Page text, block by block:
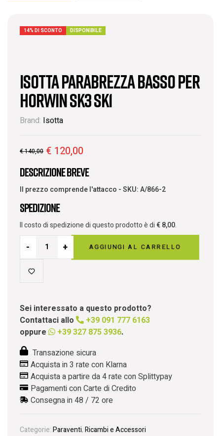
14% DI SCONTO DISPONIBILE
Isotta Parabrezza basso per
HORWIN SK3 SK1
Brand: Isotta
€140,00 € 120,00
Descrizione breve
Il prezzo comprende l'attacco - SKU: A/866-2
Spedizione
Il costo di spedizione di questo prodotto è di€8,00.
- + AGGIUNGI AL CARRELLO
Sei interessato a questo prodotto?
Contattaci allo
+39 091 777 6163
oppure
+39 327 875 3936.
Transazione sicura
Acquista in 3 rate con Klarna
Acquista a partire da 4 rate con Splittypay
Pagamenti con Carte di Credito
Consegna in 48 / 72 ore
Categorie:Paraventi,Ricambi e Accessori